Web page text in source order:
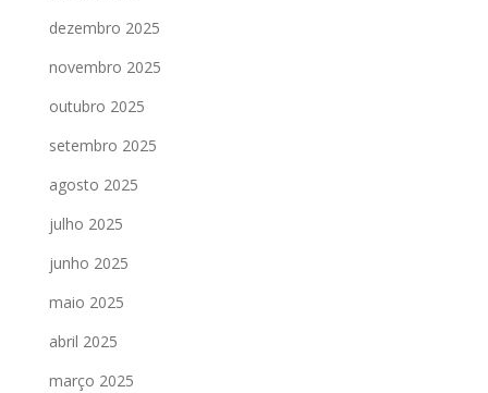
dezembro 2025
novembro 2025
outubro 2025
setembro 2025
agosto 2025
julho 2025
junho 2025
maio 2025
abril 2025
março 2025